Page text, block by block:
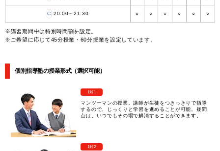
C 20:00～21:30 ○ ○ ○ ○ ○ ○
※講習期間中は特別時間割を設定。
※ご希望に応じて45分授業・60分授業を設定しています。
個別指導塾の授業形式（選択可能）
1対1
マンツーマンの授業。講師が生徒をつきっきりで指導
するので、じっくりと学習を進めることが可能。疑問
点は、いつでもその場で解消することができます。
1対2